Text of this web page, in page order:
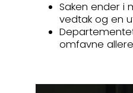
Saken ender i
vedtak og en
omfavne